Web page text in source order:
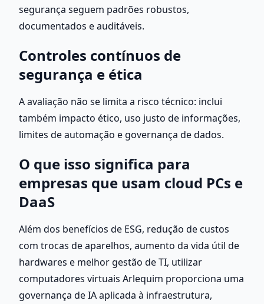
segurança seguem padrões robustos,
documentados e auditáveis.
Controles contínuos de
segurança e ética
A avaliação não se limita a risco técnico: inclui
também impacto ético, uso justo de informações,
limites de automação e governança de dados.
O que isso significa para
empresas que usam cloud PCs e
DaaS
Além dos benefícios de ESG, redução de custos
com trocas de aparelhos, aumento da vida útil de
hardwares e melhor gestão de TI, utilizar
computadores virtuais Arlequim proporciona uma
governança de IA aplicada à infraestrutura,